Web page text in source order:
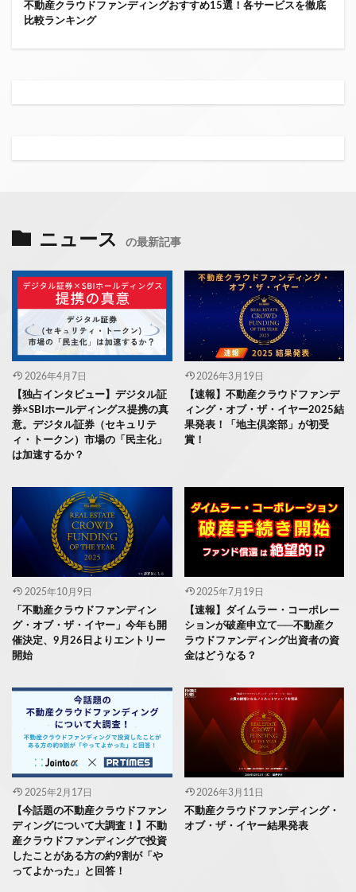
不動産クラウドファンディングおすすめ15選！各サービスを徹底
比較ランキング
ニュース の最新記事
2026年4月7日
【独占インタビュー】デジタル証
券×SBIホールディングス提携の真
意。デジタル証券（セキュリテ
ィ・トークン）市場の「民主化」
は加速するか？
2026年3月19日
【速報】不動産クラウドファンデ
ィング・オブ・ザ・イヤー2025結
果発表！「地主倶楽部」が初受
賞！
2025年10月9日
「不動産クラウドファンディン
グ・オブ・ザ・イヤー」今年も開
催決定、9月26日よりエントリー
開始
2025年7月19日
【速報】ダイムラー・コーポレー
ションが破産申立て──不動産ク
ラウドファンディング出資者の資
金はどうなる？
2025年2月17日
【今話題の不動産クラウドファン
ディングについて大調査！】不動
産クラウドファンディングで投資
したことがある方の約9割が「や
ってよかった」と回答！
2026年3月11日
不動産クラウドファンディング・
オブ・ザ・イヤー結果発表